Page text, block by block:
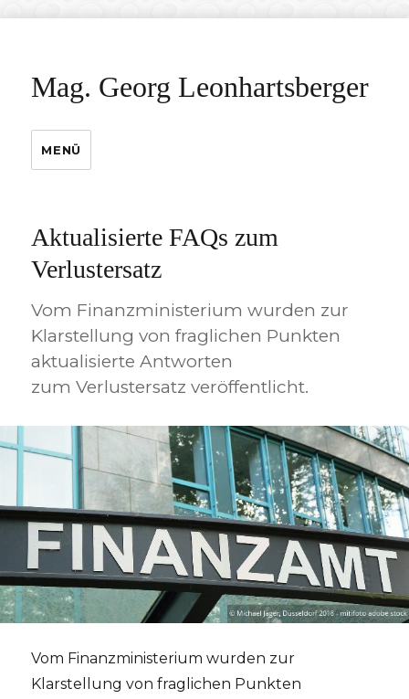
Mag. Georg Leonhartsberger
MENÜ
Aktualisierte FAQs zum
Verlustersatz
Vom Finanzministerium wurden zur
Klarstellung von fraglichen Punkten
aktualisierte Antworten
zum Verlustersatz veröffentlicht.
Vom Finanzministerium wurden zur
Klarstellung von fraglichen Punkten